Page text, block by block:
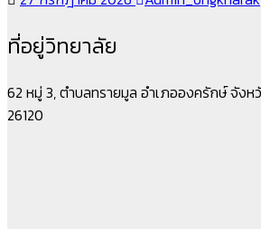
ที่อยู่วิทยาลัย
62 หมู่ 3, ตำบลทรายมูล อำเภอองครักษ์ จังห
26120